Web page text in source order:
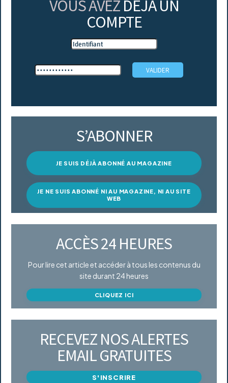
VOUS AVEZ DÉJÀ UN
COMPTE
S’ABONNER
JE SUIS DÉJÀ ABONNÉ AU MAGAZINE
JE NE SUIS ABONNÉ NI AU MAGAZINE, NI AU SITE
WEB
ACCÈS 24 HEURES
Pour lire cet article et accéder à tous les contenus du
site durant 24 heures
CLIQUEZ ICI
RECEVEZ NOS ALERTES
EMAIL GRATUITES
S'INSCRIRE